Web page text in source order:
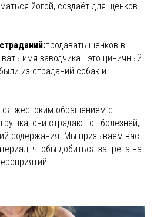
йогой, создаёт для щенков
продавать щенков в
имя заводчика - это циничный
из страданий собак и
жестоким обращением с
они страдают от болезней,
содержания. Мы призываем вас
чтобы добиться запрета на